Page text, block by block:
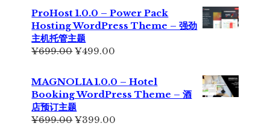
为：
¥299.00。
价
格
为：
ProHost 1.0.0 – Power Pack
Hosting WordPress Theme – 强劲
主机托管主题
¥699.00原
为：
¥699.00。
¥499.00
价
格
为：
MAGNOLIA 1.0.0 – Hotel
Booking WordPress Theme – 酒
店预订主题
¥699.00原
¥399.00